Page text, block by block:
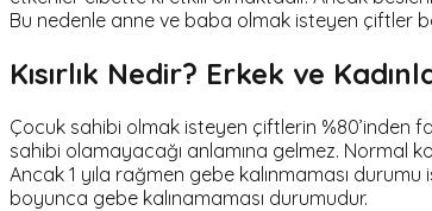
Bu nedenle anne ve baba olmak isteyen çiftler
Kısırlık Nedir? Erkek ve
Çocuk sahibi olmak isteyen çiftlerin %80’inden
sahibi olamayacağı anlamına gelmez. Normal
Ancak 1 yıla rağmen gebe kalınmaması
boyunca gebe kalınamaması durumudur.